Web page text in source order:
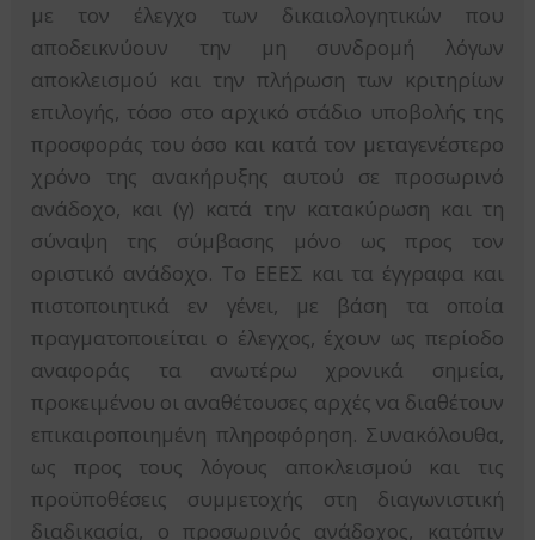
με τον έλεγχο των δικαιολογητικών που
αποδεικνύουν την μη συνδρομή λόγων
αποκλεισμού και την πλήρωση των κριτηρίων
επιλογής, τόσο στο αρχικό στάδιο υποβολής της
προσφοράς του όσο και κατά τον μεταγενέστερο
χρόνο της ανακήρυξης αυτού σε προσωρινό
ανάδοχο, και (γ) κατά την κατακύρωση και τη
σύναψη της σύμβασης μόνο ως προς τον
οριστικό ανάδοχο. Το ΕΕΕΣ και τα έγγραφα και
πιστοποιητικά εν γένει, με βάση τα οποία
πραγματοποιείται ο έλεγχος, έχουν ως περίοδο
αναφοράς τα ανωτέρω χρονικά σημεία,
προκειμένου οι αναθέτουσες αρχές να διαθέτουν
επικαιροποιημένη πληροφόρηση. Συνακόλουθα,
ως προς τους λόγους αποκλεισμού και τις
προϋποθέσεις συμμετοχής στη διαγωνιστική
διαδικασία, ο προσωρινός ανάδοχος, κατόπιν